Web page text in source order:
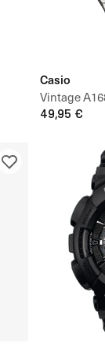
Casio
Vintage
49,95 €